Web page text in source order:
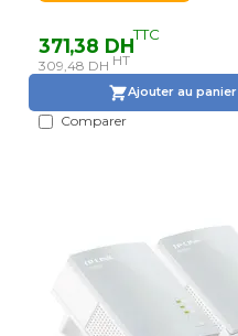
371,38 DHTTC
309,48 DH HT
Ajouter au panier
Comparer